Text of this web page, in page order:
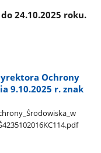
24.10.2025 roku.
Ochrony
9.10.2025 r. znak